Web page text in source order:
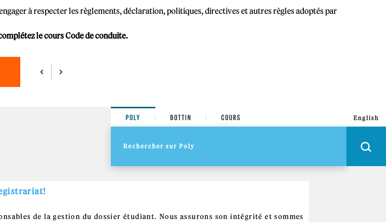
à respecter les règlements, déclaration, politiques, directives et autres règles adoptés par
le coursCode de conduite.
POLY BOTTIN COURS English
de la gestion du dossier étudiant. Nous assurons son intégrité et sommes